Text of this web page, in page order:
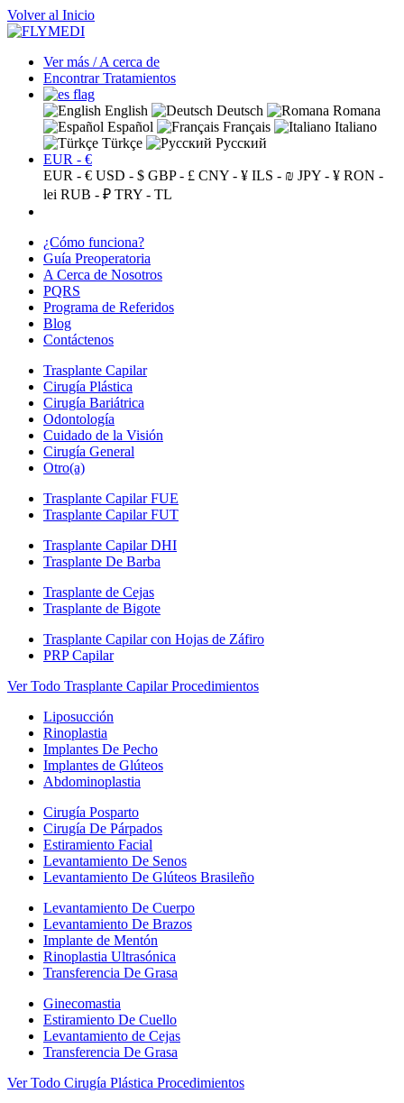
Volver al Inicio
Ver más / A cerca de
Encontrar Tratamientos
English Deutsch
Romana
Español
Français
Italiano
Türkçe
Русский
EUR - €
EUR - € USD - $ GBP - £ CNY - ¥ ILS - ₪ JPY - ¥ RON -
lei RUB - ₽ TRY - TL
¿Cómo funciona?
Guía Preoperatoria
A Cerca de Nosotros
PQRS
Programa de Referidos
Blog
Contáctenos
Trasplante Capilar
Cirugía Plástica
Cirugía Bariátrica
Odontología
Cuidado de la Visión
Cirugía General
Otro(a)
Trasplante Capilar FUE
Trasplante Capilar FUT
Trasplante Capilar DHI
Trasplante De Barba
Trasplante de Cejas
Trasplante de Bigote
Trasplante Capilar con Hojas de Záfiro
PRP Capilar
Ver Todo Trasplante Capilar Procedimientos
Liposucción
Rinoplastia
Implantes De Pecho
Implantes de Glúteos
Abdominoplastia
Cirugía Posparto
Cirugía De Párpados
Estiramiento Facial
Levantamiento De Senos
Levantamiento De Glúteos Brasileño
Levantamiento De Cuerpo
Levantamiento De Brazos
Implante de Mentón
Rinoplastia Ultrasónica
Transferencia De Grasa
Ginecomastia
Estiramiento De Cuello
Levantamiento de Cejas
Transferencia De Grasa
Ver Todo Cirugía Plástica Procedimientos